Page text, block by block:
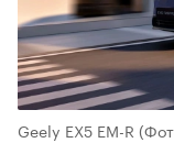
Geely EX5 EM-R